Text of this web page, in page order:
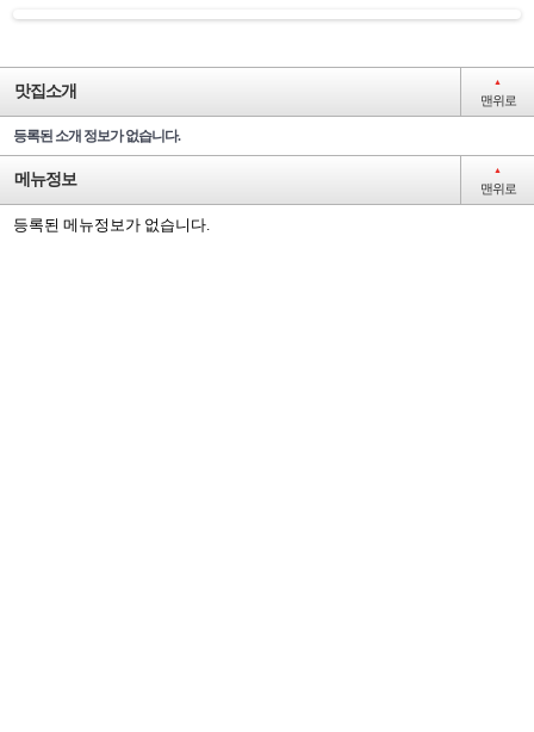
맛집소개 ▲
맨위로
등록된 소개 정보가 없습니다.
메뉴정보 ▲
맨위로
등록된 메뉴정보가 없습니다.